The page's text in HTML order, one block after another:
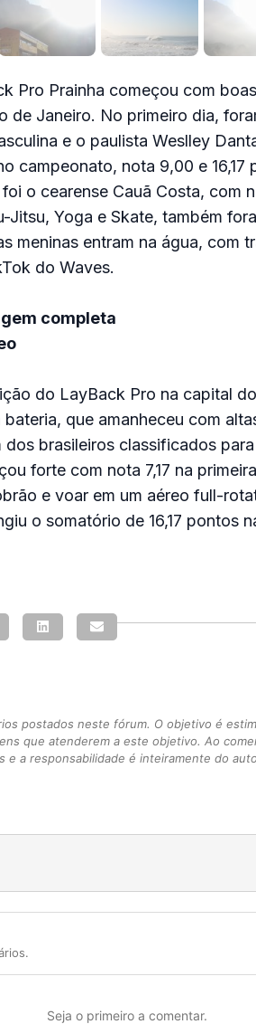
Pro Prainha começou com
de Janeiro. No primeiro dia,
e o paulista Weslley
campeonato, nota 9,00 e 16,17
o cearense Cauã Costa, com
Yoga e Skate, também
meninas entram na água, com
do Waves.
completa
do LayBack Pro na capital
que amanheceu com
dos brasileiros classificados
forte com nota 7,17 na
e voar em um aéreo full-
o somatório de 16,17 pontos
postados neste fórum. O objetivo é
que atenderem a este objetivo. Ao
a responsabilidade é inteiramente do
Seja o primeiro a comentar.